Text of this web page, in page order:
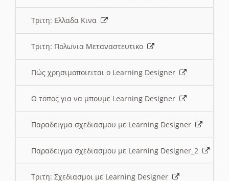
Τριτη: Ελλαδα Κινα
Τριτη: Πολωνια Μεταναστευτικο
Πώς χρησιμοποιειται ο Learning Designer
O τοπος για να μπουμε Learning Designer
Παραδειγμα σχεδιασμου με Learning Designer
Παραδειγμα σχεδιασμου με Learning Designer_2
Τριτη: Σχεδιασμοι με Learning Designer